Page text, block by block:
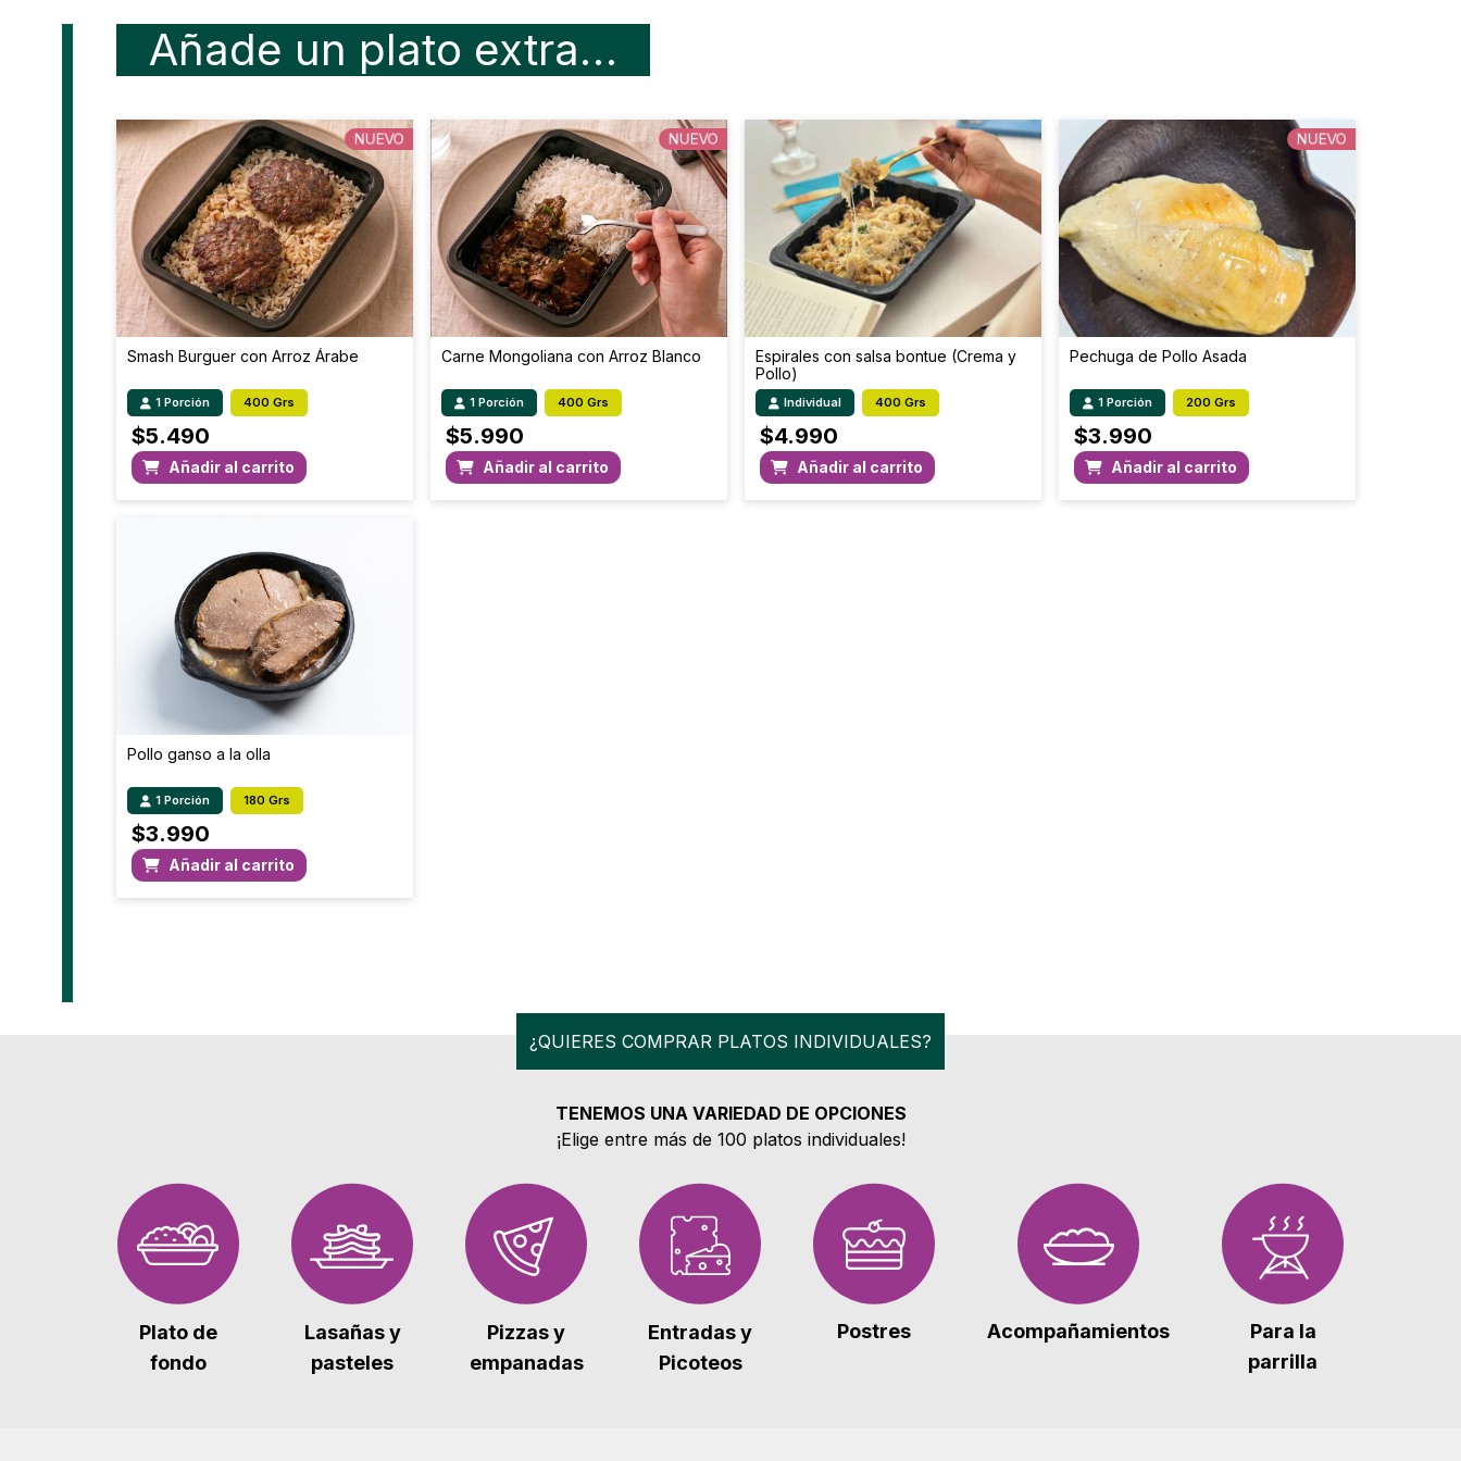
H. de C. disponible (g) 12.0
Fibra Total (g) - -
Sodio (mg) 196.6 786.4
Añade un plato extra…
NUEVO
Smash Burguer con Arroz Árabe
1 Porción 400 Grs
$5.490
Añadir al carrito
NUEVO
Carne Mongoliana con Arroz Blanco
1 Porción 400 Grs
$5.990
Añadir al carrito
Espirales con salsa bontue (Crema y
Pollo)
Individual 400 Grs
$4.990
Añadir al carrito
NUEVO
Pechuga de Pollo Asada
1 Porción 200 Grs
$3.990
Añadir al carrito
Pollo ganso a la olla
1 Porción 180 Grs
$3.990
Añadir al carrito
¿QUIERES COMPRAR PLATOS INDIVIDUALES?
TENEMOS UNA VARIEDAD DE OPCIONES
¡Elige entre más de 100 platos individuales!
Plato de
fondo
Lasañas y
pasteles
Pizzas y
empanadas
Entradas y
Picoteos
Postres Acompañamientos
Para la
parrilla